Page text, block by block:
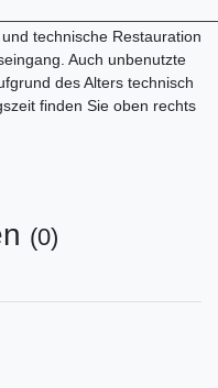
technische Restauration
Auch unbenutzte
des Alters technisch
finden Sie oben rechts
(0)